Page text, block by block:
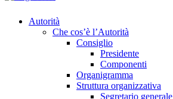
Autorità
Che cos’è l’Autorità
Consiglio
Presidente
Componenti
Organigramma
Struttura organizzativa
Segretario generale